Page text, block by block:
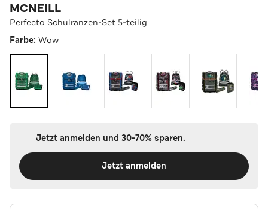
MCNEILL
Perfecto Schulranzen-Set 5-teilig
Farbe: Wow
Jetzt anmelden und 30-70% sparen.
Jetzt anmelden